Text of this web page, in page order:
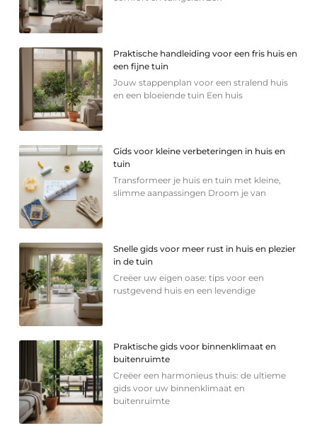
Praktische handleiding voor een fris huis en
een fijne tuin
Jouw stappenplan voor een stralend huis
en een bloeiende tuin Een huis
Gids voor kleine verbeteringen in huis en
tuin
Transformeer je huis en tuin met kleine,
slimme aanpassingen Droom je van
Snelle gids voor meer rust in huis en plezier
in de tuin
Creëer uw eigen oase: tips voor een
rustgevend huis en een levendige
Praktische gids voor binnenklimaat en
buitenruimte
Creëer een harmonieus thuis: de ultieme
gids voor uw binnenklimaat en
buitenruimte